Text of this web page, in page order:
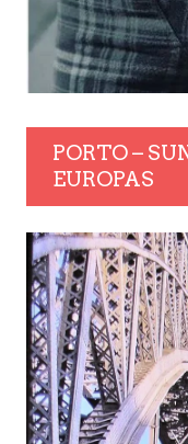
PORTO –
EUROPAS